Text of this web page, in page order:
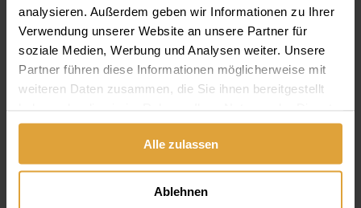
analysieren. Außerdem geben wir Informationen zu Ihrer
Verwendung unserer Website an unsere Partner für
soziale Medien, Werbung und Analysen weiter. Unsere
Partner führen diese Informationen möglicherweise mit
weiteren Daten zusammen, die Sie ihnen bereitgestellt
haben oder die sie im Rahmen Ihrer Nutzung der Dienste
gesammelt haben.
Alle zulassen
Ablehnen
abgebrochen. Wie lange
dauert termin
the
kosten
Finanzierung